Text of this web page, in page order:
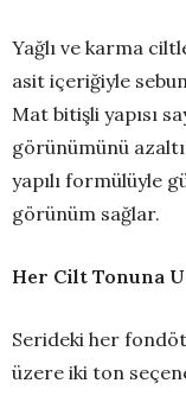
Yağlı ve karma
asit içeriğiyle
Mat bitişli yapısı
görünümünü
yapılı formülüyle
görünüm sağlar.
Her Cilt Tonuna
Serideki her
üzere iki ton